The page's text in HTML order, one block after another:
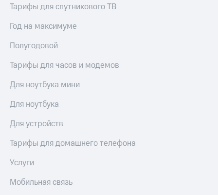
Тарифы для спутникового ТВ
Год на максимуме
Полугодовой
Тарифы для часов и модемов
Для ноутбука мини
Для ноутбука
Для устройств
Тарифы для домашнего телефона
Услуги
Мобильная связь